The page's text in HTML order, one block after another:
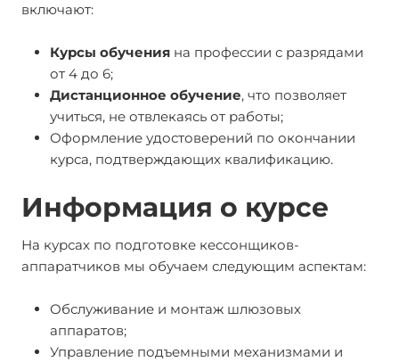
включают:
Курсы обучения на профессии с разрядами
от 4 до 6;
Дистанционное обучение, что позволяет
учиться, не отвлекаясь от работы;
Оформление удостоверений по окончании
курса, подтверждающих квалификацию.
Информация о курсе
На курсах по подготовке кессонщиков-
аппаратчиков мы обучаем следующим аспектам:
Обслуживание и монтаж шлюзовых
аппаратов;
Управление подъемными механизмами и